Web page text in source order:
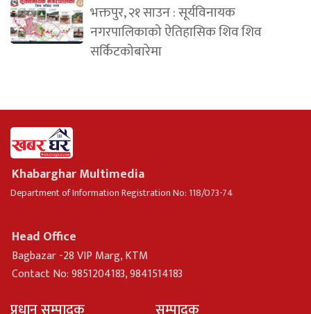
भक्तपुर, २१ साउन : सूर्यविनायक
नगरपालिकाको ऐतिहासिक शिव शिव
सर्किटकोबारेमा
Khabarghar Multimedia
Department of Information Registration No: 118/073-74
Head Office
Bagbazar -28 VIP Marg, KTM
Contact No: 9851204183, 9841514183